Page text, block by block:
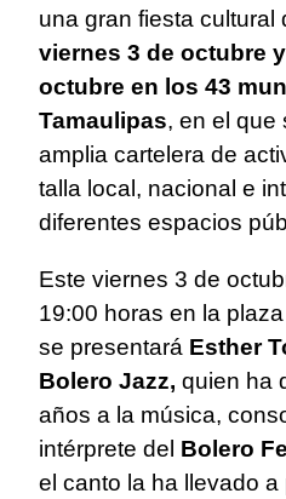
una gran fiesta cultural
viernes 3 de octubre
octubre en los 43
Tamaulipas, en el que
amplia cartelera de
talla local, nacional e
diferentes espacios
Este viernes 3 de
19:00 horas en la plaza
se presentará Esther
Bolero Jazz, quien ha
años a la música,
intérprete del Bolero
el canto la ha llevado